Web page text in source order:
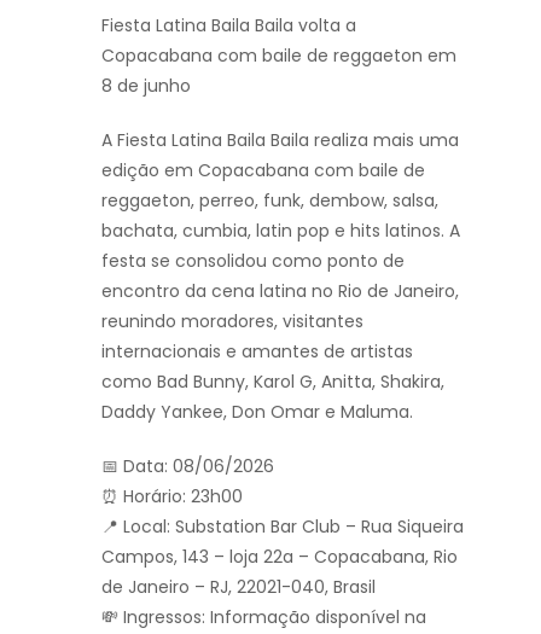
Fiesta Latina Baila Baila volta a
Copacabana com baile de reggaeton em
8 de junho
A Fiesta Latina Baila Baila realiza mais uma
edição em Copacabana com baile de
reggaeton, perreo, funk, dembow, salsa,
bachata, cumbia, latin pop e hits latinos. A
festa se consolidou como ponto de
encontro da cena latina no Rio de Janeiro,
reunindo moradores, visitantes
internacionais e amantes de artistas
como Bad Bunny, Karol G, Anitta, Shakira,
Daddy Yankee, Don Omar e Maluma.
📅 Data: 08/06/2026
⏰ Horário: 23h00
📍 Local: Substation Bar Club – Rua Siqueira
Campos, 143 – loja 22a – Copacabana, Rio
de Janeiro – RJ, 22021-040, Brasil
💸 Ingressos: Informação disponível na